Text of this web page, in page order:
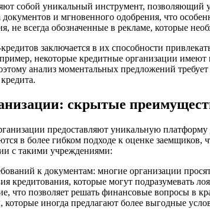
собой уникальный инструмент, позволяющий
документов и мгновенного одобрения, что
не всегда обозначенные в рекламе, которые
заключается в их способности
некоторые кредитные организации
анализ моментальных предложений
скрытые
предоставляют уникальную
в более гибком подходе к оценке
с такими учреждениями:
к документам: многие организации
кредитования, которые могут подразумевать
что позволяет решать финансовые вопросы в
иногда предлагают более выгодные